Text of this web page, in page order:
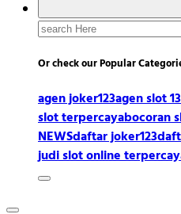
Search
Or check our Popular
agen joker123agen slot
slot terpercayabocoran
NEWSdaftar joker123
judi slot online